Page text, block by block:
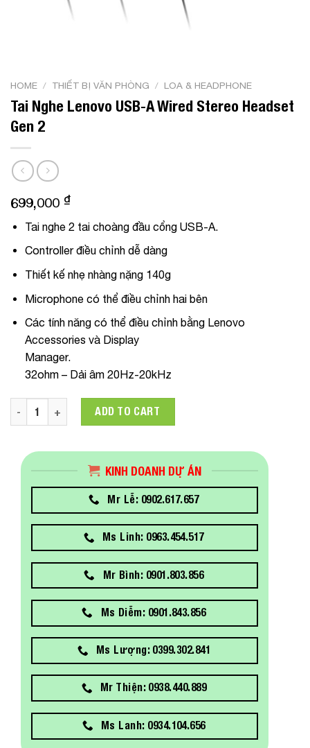
HOME / THIẾT BỊ VĂN PHÒNG / LOA & HEADPHONE
Tai Nghe Lenovo USB-A Wired Stereo Headset
Gen 2
699,000 ₫
Tai nghe 2 tai choàng đầu cổng USB-A.
Controller điều chỉnh dễ dàng
Thiết kế nhẹ nhàng nặng 140g
Microphone có thể điều chỉnh hai bên
Các tính năng có thể điều chỉnh bằng Lenovo
Accessories và Display
Manager.
32ohm – Dải âm 20Hz-20kHz
Tai Nghe Lenovo USB-A Wired Stereo Headset Gen 2
ADD TO CART
KINH DOANH DỰ ÁN
Mr Lễ: 0902.617.657
Ms Linh: 0963.454.517
Mr Bình: 0901.803.856
Ms Diễm: 0901.843.856
Ms Lượng: 0399.302.841
Mr Thiện: 0938.440.889
Ms Lanh: 0934.104.656